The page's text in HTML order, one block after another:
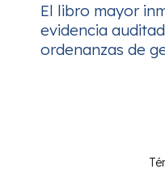
El libro mayor
evidencia
ordenanzas de